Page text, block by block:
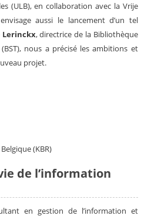
(ULB), en collaboration avec la Vrije
aussi le lancement d’un tel
Lerinckx, directrice de la Bibliothèque
nous a précisé les ambitions et
projet.
(KBR)
de l’information
en gestion de l’information et